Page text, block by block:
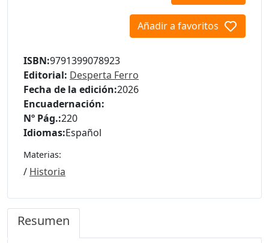
Añadir a favoritos
ISBN:9791399078923
Editorial: Desperta Ferro
Fecha de la edición:2026
Encuadernación:
Nº Pág.:220
Idiomas:Español
Materias:
/ Historia
Resumen